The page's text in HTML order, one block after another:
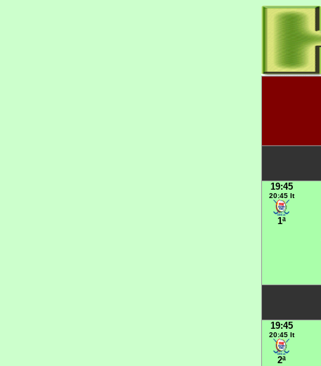
19:45
20:45 It
1ª
19:45
20:45 It
2ª